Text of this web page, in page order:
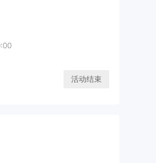
活动结束